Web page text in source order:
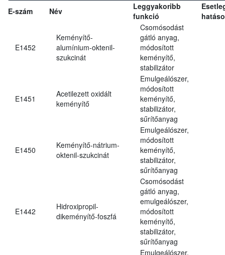
E-szám Név
Leggyakoribb
funkció
E1452
Keményítő-
alumínium-oktenil-
szukcinát
Csomósodást
gátló anyag,
módosított
keményítő,
stabilizátor
E1451
Acetilezett oxidált
keményítő
Emulgeálószer,
módosított
keményítő,
stabilizátor,
sűrítőanyag
E1450
Keményítő-nátrium-
oktenil-szukcinát
Emulgeálószer,
módosított
keményítő,
stabilizátor,
sűrítőanyag
E1442
Hidroxipropil-
dikeményítő-foszfá
Csomósodást
gátló anyag,
emulgeálószer,
módosított
keményítő,
stabilizátor,
sűrítőanyag
Emulgeálószer,